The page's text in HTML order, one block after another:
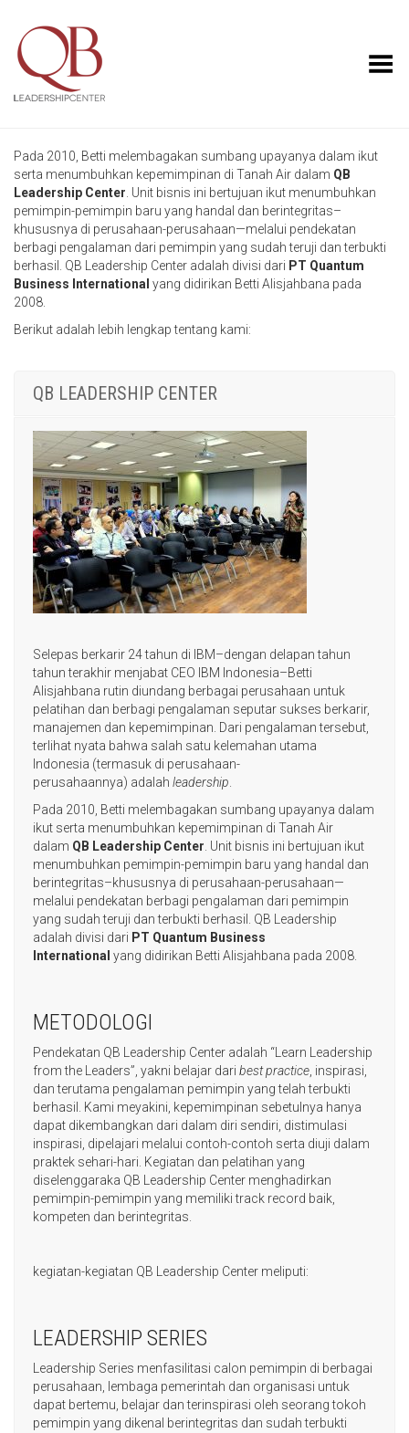
Toggle Menu
Pada 2010, Betti melembagakan sumbang upayanya dalam ikut
serta menumbuhkan kepemimpinan di Tanah Air dalam QB
Leadership Center . Unit bisnis ini bertujuan ikut menumbuhkan
pemimpin-pemimpin baru yang handal dan berintegritas–
khususnya di perusahaan-perusahaan—melalui pendekatan
berbagi pengalaman dari pemimpin yang sudah teruji dan terbukti
berhasil. QB Leadership Center adalah divisi dari PT Quantum
Business International yang didirikan Betti Alisjahbana pada
2008.
Berikut adalah lebih lengkap tentang kami:
QB LEADERSHIP CENTER
Selepas berkarir 24 tahun di IBM–dengan delapan tahun
tahun terakhir menjabat CEO IBM Indonesia–Betti
Alisjahbana rutin diundang berbagai perusahaan untuk
pelatihan dan berbagi pengalaman seputar sukses berkarir,
manajemen dan kepemimpinan. Dari pengalaman tersebut,
terlihat nyata bahwa salah satu kelemahan utama
Indonesia (termasuk di perusahaan-
perusahaannya) adalah leadership
Pada 2010, Betti melembagakan sumbang upayanya dalam
ikut serta menumbuhkan kepemimpinan di Tanah Air
dalam QB Leadership Center . Unit bisnis ini bertujuan ikut
menumbuhkan pemimpin-pemimpin baru yang handal dan
berintegritas–khususnya di perusahaan-perusahaan—
melalui pendekatan berbagi pengalaman dari pemimpin
yang sudah teruji dan terbukti berhasil. QB Leadership
adalah divisi dari PT Quantum Business
International yang didirikan Betti Alisjahbana pada 2008.
METODOLOGI
Pendekatan QB Leadership Center adalah “Learn Leadership
from the Leaders”, yakni belajar dari best practice , inspirasi,
dan terutama pengalaman pemimpin yang telah terbukti
berhasil. Kami meyakini, kepemimpinan sebetulnya hanya
dapat dikembangkan dari dalam diri sendiri, distimulasi
inspirasi, dipelajari melalui contoh-contoh serta diuji dalam
praktek sehari-hari. Kegiatan dan pelatihan yang
diselenggaraka QB Leadership Center menghadirkan
pemimpin-pemimpin yang memiliki track record baik,
kompeten dan berintegritas.
kegiatan-kegiatan QB Leadership Center meliputi:
LEADERSHIP SERIES
Leadership Series menfasilitasi calon pemimpin di berbagai
perusahaan, lembaga pemerintah dan organisasi untuk
dapat bertemu, belajar dan terinspirasi oleh seorang tokoh
pemimpin yang dikenal berintegritas dan sudah terbukti